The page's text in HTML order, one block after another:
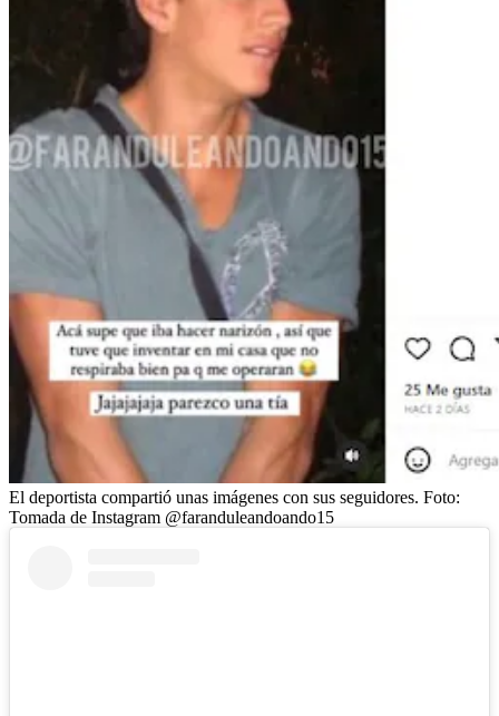
El deportista compartió unas imágenes con sus seguidores. Foto:
Tomada de Instagram @faranduleandoando15